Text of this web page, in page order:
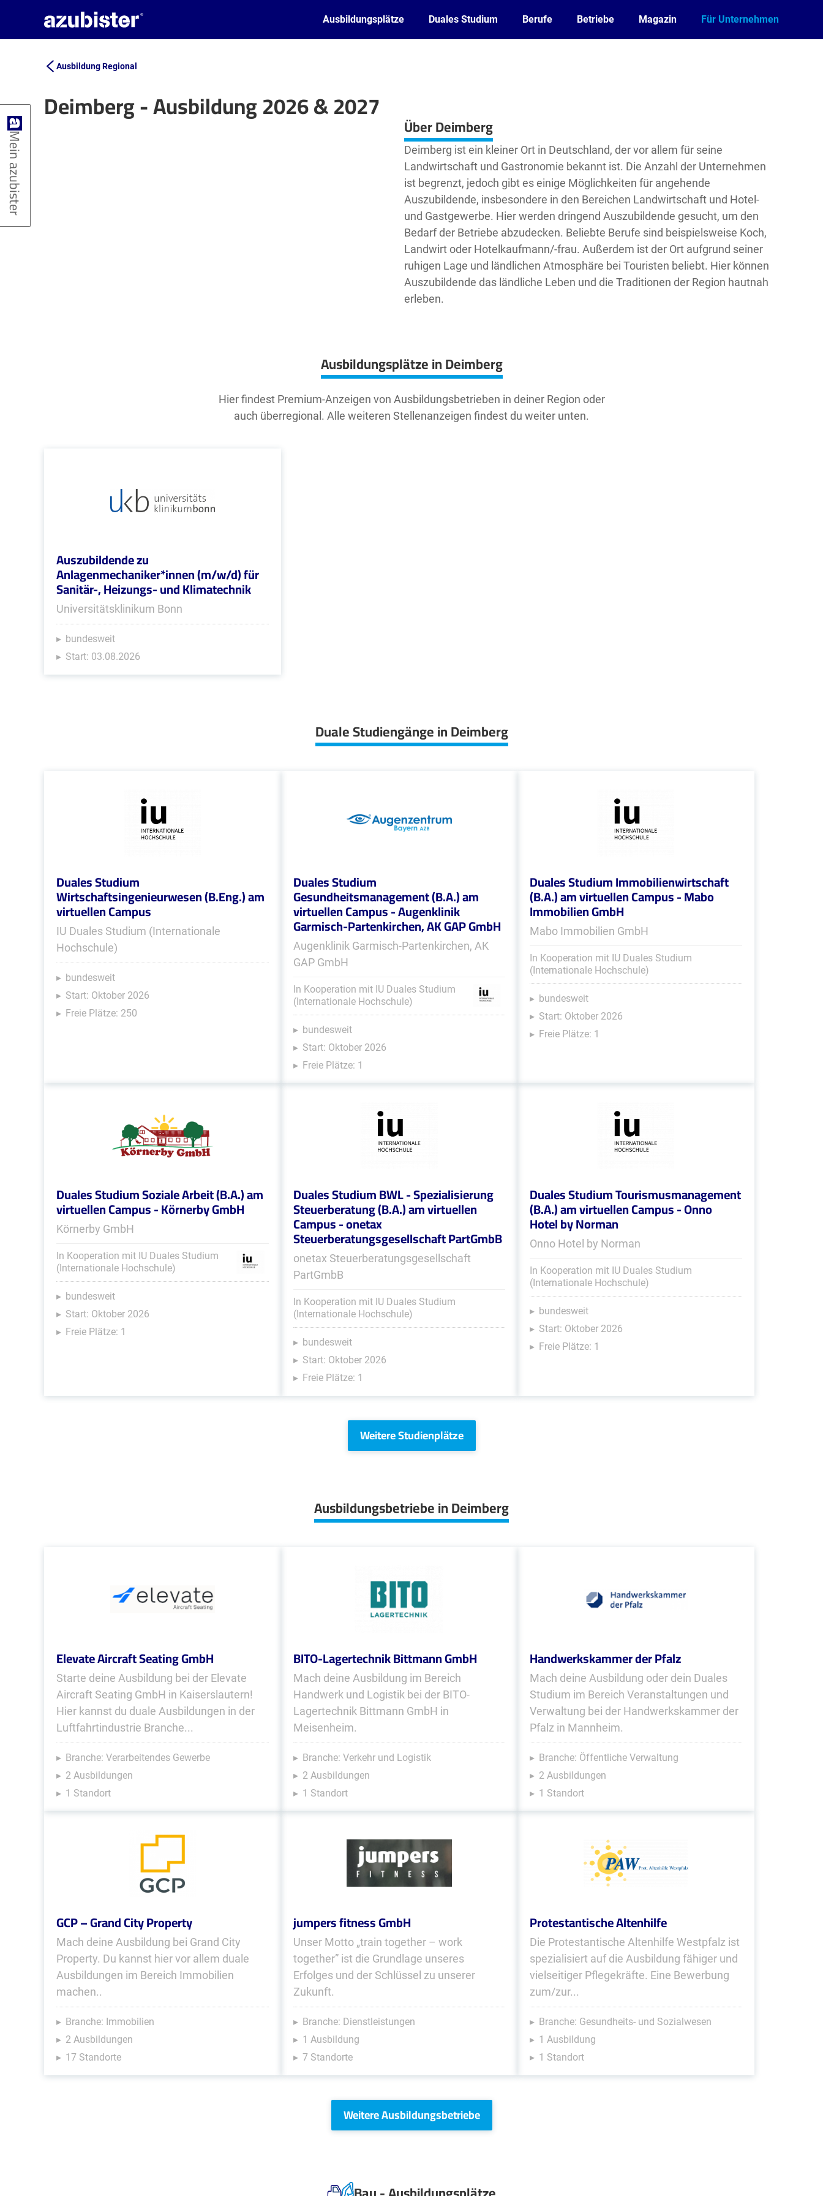
Ausbildungsplätze Duales Studium Berufe Betriebe Magazin Für Unternehmen
Ausbildung Regional
Deimberg - Ausbildung 2026 & 2027
Leaflet| © OpenStreetMap2contributors Über Deimberg
Deimberg ist ein kleiner Ort in Deutschland, der vor allem für seine
Landwirtschaft und Gastronomie bekannt ist. Die Anzahl der Unternehmen
ist begrenzt, jedoch gibt es einige Möglichkeiten für angehende
Auszubildende, insbesondere in den Bereichen Landwirtschaft und Hotel-
und Gastgewerbe. Hier werden dringend Auszubildende gesucht, um den
Bedarf der Betriebe abzudecken. Beliebte Berufe sind beispielsweise Koch,
Landwirt oder Hotelkaufmann/-frau. Außerdem ist der Ort aufgrund seiner
ruhigen Lage und ländlichen Atmosphäre bei Touristen beliebt. Hier können
Auszubildende das ländliche Leben und die Traditionen der Region hautnah
erleben.
Ausbildungsplätze in Deimberg
Hier findest Premium-Anzeigen von Ausbildungsbetrieben in deiner Region oder
auch überregional. Alle weiteren Stellenanzeigen findest du weiter unten.
Auszubildende zu
Anlagenmechaniker*innen (m/w/d) für
Sanitär-, Heizungs- und Klimatechnik
Universitätsklinikum Bonn
bundesweit
Start: 03.08.2026
Duale Studiengänge in Deimberg
Duales Studium
Wirtschaftsingenieurwesen (B.Eng.) am
virtuellen Campus
IU Duales Studium (Internationale
Hochschule)
bundesweit
Start: Oktober 2026
Freie Plätze: 250
Duales Studium
Gesundheitsmanagement (B.A.) am
virtuellen Campus - Augenklinik
Garmisch-Partenkirchen, AK GAP GmbH
Augenklinik Garmisch-Partenkirchen, AK
GAP GmbH
In Kooperation mit IU Duales Studium
(Internationale Hochschule)
bundesweit
Start: Oktober 2026
Freie Plätze: 1
Duales Studium Immobilienwirtschaft
(B.A.) am virtuellen Campus - Mabo
Immobilien GmbH
Mabo Immobilien GmbH
In Kooperation mit IU Duales Studium
(Internationale Hochschule)
bundesweit
Start: Oktober 2026
Freie Plätze: 1
Duales Studium Soziale Arbeit (B.A.) am
virtuellen Campus - Körnerby GmbH
Körnerby GmbH
In Kooperation mit IU Duales Studium
(Internationale Hochschule)
bundesweit
Start: Oktober 2026
Freie Plätze: 1
Duales Studium BWL - Spezialisierung
Steuerberatung (B.A.) am virtuellen
Campus - onetax
Steuerberatungsgesellschaft PartGmbB
onetax Steuerberatungsgesellschaft
PartGmbB
In Kooperation mit IU Duales Studium
(Internationale Hochschule)
bundesweit
Start: Oktober 2026
Freie Plätze: 1
Duales Studium Tourismusmanagement
(B.A.) am virtuellen Campus - Onno
Hotel by Norman
Onno Hotel by Norman
In Kooperation mit IU Duales Studium
(Internationale Hochschule)
bundesweit
Start: Oktober 2026
Freie Plätze: 1
Weitere Studienplätze
Ausbildungsbetriebe in Deimberg
Elevate Aircraft Seating GmbH
Starte deine Ausbildung bei der Elevate
Aircraft Seating GmbH in Kaiserslautern!
Hier kannst du duale Ausbildungen in der
Luftfahrtindustrie Branche...
Branche: Verarbeitendes Gewerbe
2 Ausbildungen
1 Standort
BITO-Lagertechnik Bittmann GmbH
Mach deine Ausbildung im Bereich
Handwerk und Logistik bei der BITO-
Lagertechnik Bittmann GmbH in
Meisenheim.
Branche: Verkehr und Logistik
2 Ausbildungen
1 Standort
Handwerkskammer der Pfalz
Mach deine Ausbildung oder dein Duales
Studium im Bereich Veranstaltungen und
Verwaltung bei der Handwerkskammer der
Pfalz in Mannheim.
Branche: Öffentliche Verwaltung
2 Ausbildungen
1 Standort
GCP – Grand City Property
Mach deine Ausbildung bei Grand City
Property. Du kannst hier vor allem duale
Ausbildungen im Bereich Immobilien
machen..
Branche: Immobilien
2 Ausbildungen
17 Standorte
jumpers fitness GmbH
Unser Motto „train together – work
together” ist die Grundlage unseres
Erfolges und der Schlüssel zu unserer
Zukunft.
Branche: Dienstleistungen
1 Ausbildung
7 Standorte
Protestantische Altenhilfe
Die Protestantische Altenhilfe Westpfalz ist
spezialisiert auf die Ausbildung fähiger und
vielseitiger Pflegekräfte. Eine Bewerbung
zum/zur...
Branche: Gesundheits- und Sozialwesen
1 Ausbildung
1 Standort
Weitere Ausbildungsbetriebe
Mein azubister